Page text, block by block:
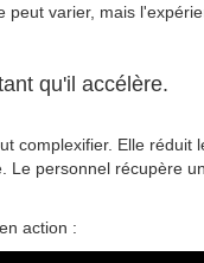
varier, mais
qu'il accélère.
complexifier. Elle réduit
Le personnel récupère
action :